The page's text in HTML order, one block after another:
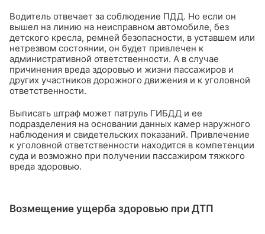
Водитель отвечает за соблюдение ПДД. Но если он
вышел на линию на неисправном автомобиле, без
детского кресла, ремней безопасности, в уставшем или
нетрезвом состоянии, он будет привлечен к
административной ответственности. А в случае
причинения вреда здоровью и жизни пассажиров и
других участников дорожного движения и к уголовной
ответственности.
Выписать штраф может патруль ГИБДД и ее
подразделения на основании данных камер наружного
наблюдения и свидетельских показаний. Привлечение
к уголовной ответственности находится в компетенции
суда и возможно при получении пассажиром тяжкого
вреда здоровью.
Возмещение ущерба здоровью при ДТП